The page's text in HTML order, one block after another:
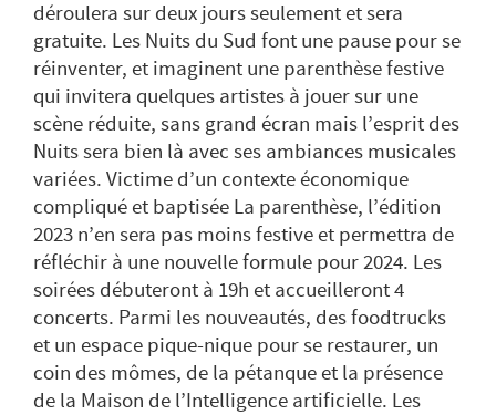
déroulera sur deux jours seulement et sera
gratuite. Les Nuits du Sud font une pause pour se
réinventer, et imaginent une parenthèse festive
qui invitera quelques artistes à jouer sur une
scène réduite, sans grand écran mais l’esprit des
Nuits sera bien là avec ses ambiances musicales
variées. Victime d’un contexte économique
compliqué et baptisée La parenthèse, l’édition
2023 n’en sera pas moins festive et permettra de
réfléchir à une nouvelle formule pour 2024. Les
soirées débuteront à 19h et accueilleront 4
concerts. Parmi les nouveautés, des foodtrucks
et un espace pique-nique pour se restaurer, un
coin des mômes, de la pétanque et la présence
de la Maison de l’Intelligence artificielle. Les